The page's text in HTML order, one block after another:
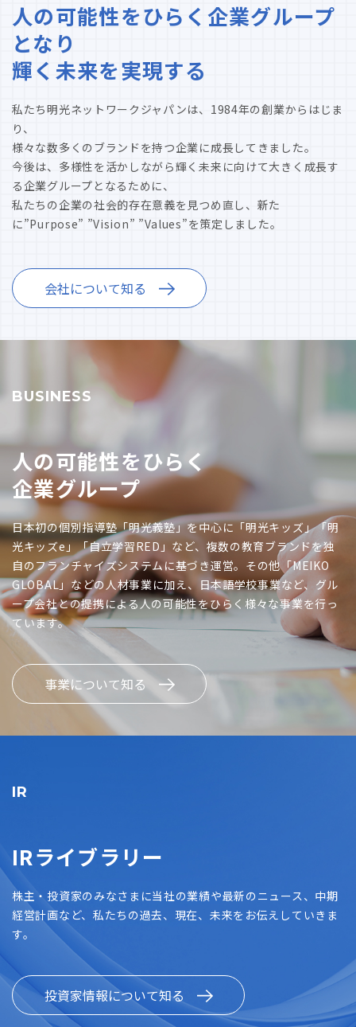
人の可能性をひらく企業グループ
となり
輝く未来を実現する
私たち明光ネットワークジャパンは、1984年の創業からはじま
り、
様々な数多くのブランドを持つ企業に成長してきました。
今後は、多様性を活かしながら輝く未来に向けて大きく成長す
る企業グループとなるために、
私たちの企業の社会的存在意義を見つめ直し、新た
に”Purpose” ”Vision” ”Values”を策定しました。
会社について知る
BUSINESS
人の可能性をひらく
企業グループ
日本初の個別指導塾「明光義塾」を中心に「明光キッズ」「明
光キッズe」「自立学習RED」など、複数の教育ブランドを独
自のフランチャイズシステムに基づき運営。その他「MEIKO
GLOBAL」などの人材事業に加え、日本語学校事業など、グル
ープ会社との提携による人の可能性をひらく様々な事業を行っ
ています。
事業について知る
IR
IRライブラリー
株主・投資家のみなさまに当社の業績や最新のニュース、中期
経営計画など、私たちの過去、現在、未来をお伝えしていきま
す。
投資家情報について知る